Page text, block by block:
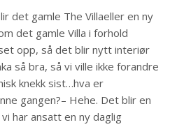
det gamle The Villaeller en ny
det gamle Villa i forhold
opp, så det blir nytt interiør
så bra, så vi ville ikke forandre
knekk sist…hva er
gangen?– Hehe. Det blir en
har ansatt en ny daglig